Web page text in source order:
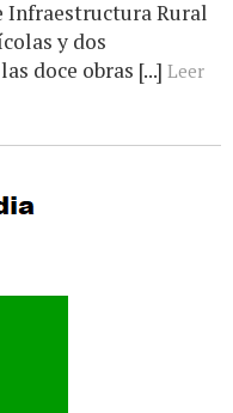
Infraestructura Rural
y dos
doce obras [...] Leer